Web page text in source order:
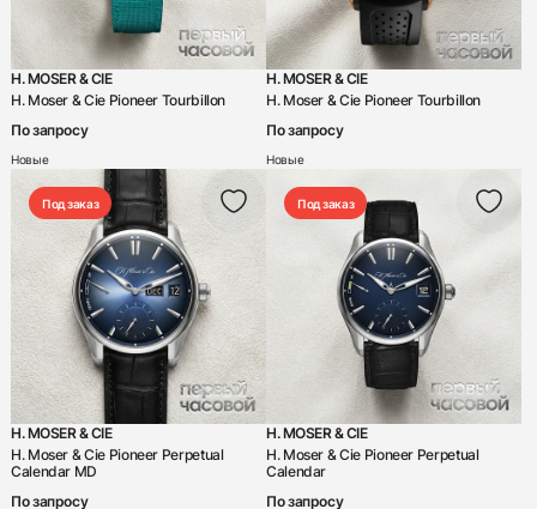
Отличное
Хорошее
H. MOSER & CIE
H. Moser & Cie Pioneer Tourbillon
По запросу
Новые
H. MOSER & CIE
H. Moser & Cie Pioneer Tourbillon
По запросу
Новые
Под заказ
H. MOSER & CIE
H. Moser & Cie Pioneer Perpetual
Calendar MD
По запросу
Под заказ
H. MOSER & CIE
H. Moser & Cie Pioneer Perpetual
Calendar
По запросу